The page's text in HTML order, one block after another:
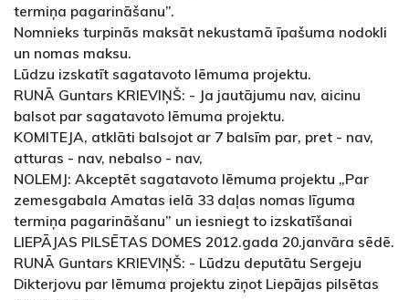
termiņa pagarināšanu”.
Nomnieks turpinās maksāt nekustamā īpašuma nodokli
un nomas maksu.
Lūdzu izskatīt sagatavoto lēmuma projektu.
RUNĀ Guntars KRIEVIŅŠ: - Ja jautājumu nav, aicinu
balsot par sagatavoto lēmuma projektu.
KOMITEJA, atklāti balsojot ar 7 balsīm par, pret - nav,
atturas - nav, nebalso - nav,
NOLEMJ: Akceptēt sagatavoto lēmuma projektu „Par
zemesgabala Amatas ielā 33 daļas nomas līguma
termiņa pagarināšanu” un iesniegt to izskatīšanai
LIEPĀJAS PILSĒTAS DOMES 2012.gada 20.janvāra sēdē.
RUNĀ Guntars KRIEVIŅŠ: - Lūdzu deputātu Sergeju
Dikterjovu par lēmuma projektu ziņot Liepājas pilsētas